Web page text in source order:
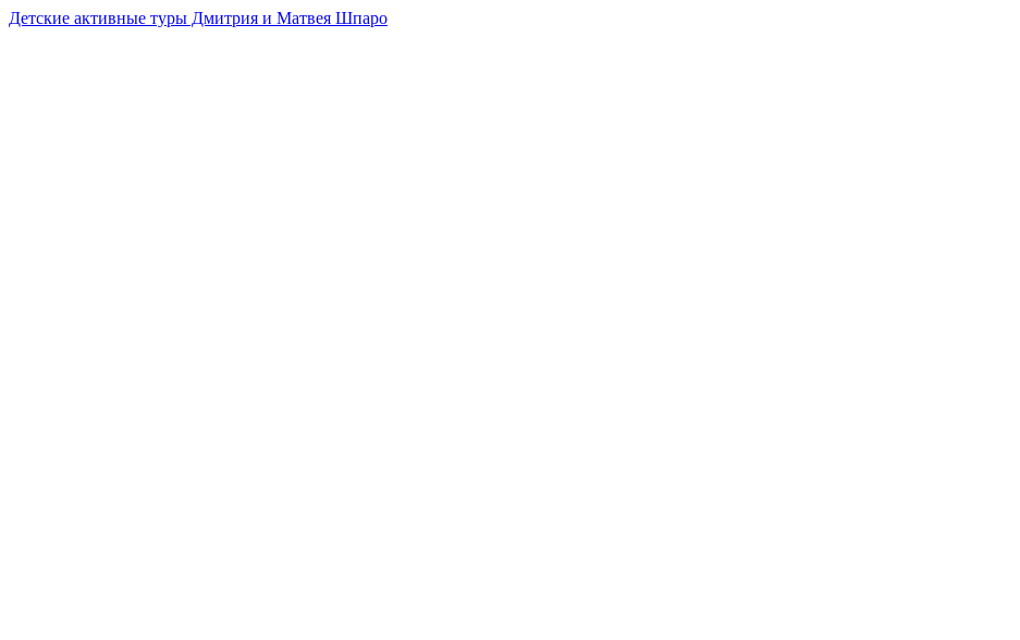
Детские активные туры Дмитрия и Матвея Шпаро